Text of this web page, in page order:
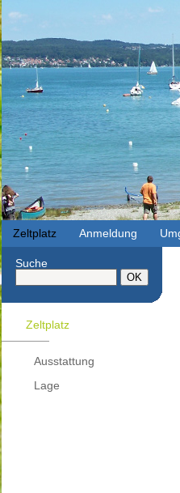
Suche
Zeltplatz
Ausstattung
Lage
Zeltplatz Anmeldung